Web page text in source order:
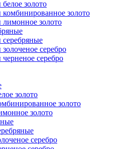
золото
комбинированное золото
лимонное золото
серебро
серебро
золото
золото
золото
серебро